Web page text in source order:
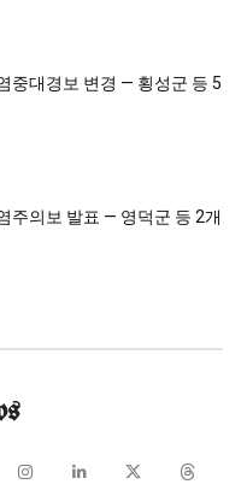
중대경보 변경 — 횡성군 등 5
주의보 발표 — 영덕군 등 2개